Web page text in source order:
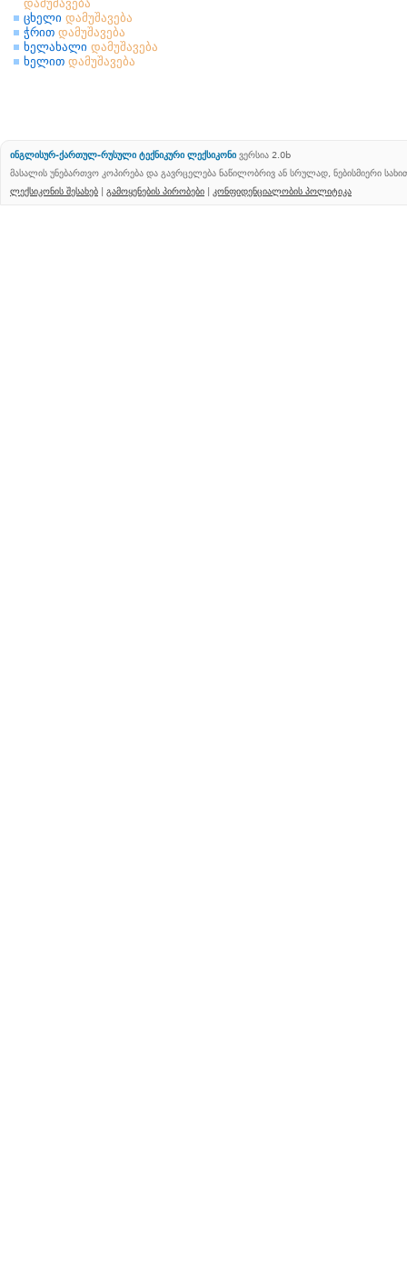
დამუშავება
ცხელი დამუშავება
ჭრით დამუშავება
ხელახალი დამუშავება
ხელით დამუშავება
ინგლისურ-ქართულ-რუსული ტექნიკური ლექსიკონი ვერსია 2.0b
მასალის უნებართვო კოპირება და გავრცელება ნაწილობრივ ან სრულად, ნებისმიერი
ლექსიკონის შესახებ | გამოყენების პირობები | კონფიდენციალობის პოლიტიკა